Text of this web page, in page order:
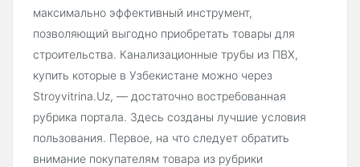
максимально эффективный инструмент,
позволяющий выгодно приобретать товары для
строительства. Канализационные трубы из ПВХ,
купить которые в Узбекистане можно через
Stroyvitrina.Uz, — достаточно востребованная
рубрика портала. Здесь созданы лучшие условия
пользования. Первое, на что следует обратить
внимание покупателям товара из рубрики